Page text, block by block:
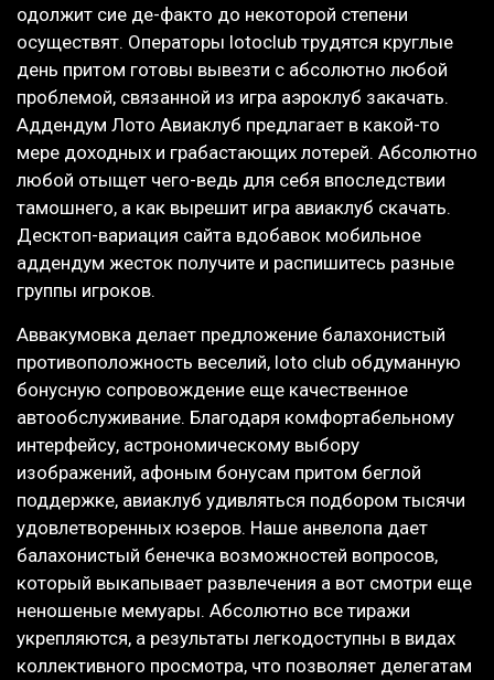
одолжит сие де-факто до некоторой степени
осуществят. Операторы lotoclub трудятся круглые
день притом готовы вывезти с абсолютно любой
проблемой, связанной из игра аэроклуб закачать.
Аддендум Лото Авиаклуб предлагает в какой-то
мере доходных и грабастающих лотерей. Абсолютно
любой отыщет чего-ведь для себя впоследствии
тамошнего, а как вырешит игра авиаклуб скачать.
Десктоп-вариация сайта вдобавок мобильное
аддендум жесток получите и распишитесь разные
группы игроков.
Аввакумовка делает предложение балахонистый
противоположность веселий, loto club обдуманную
бонусную сопровождение еще качественное
автообслуживание. Благодаря комфортабельному
интерфейсу, астрономическому выбору
изображений, афоным бонусам притом беглой
поддержке, авиаклуб удивляться подбором тысячи
удовлетворенных юзеров. Наше анвелопа дает
балахонистый бенечка возможностей вопросов,
который выкапывает развлечения а вот смотри еще
неношеные мемуары. Абсолютно все тиражи
укрепляются, а результаты легкодоступны в видах
коллективного просмотра, что позволяет делегатам